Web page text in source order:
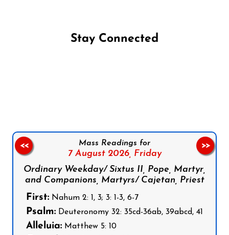
Stay Connected
Mass Readings for
7 August 2026, Friday
Ordinary Weekday/ Sixtus II, Pope, Martyr,
and Companions, Martyrs/ Cajetan, Priest
First: Nahum 2: 1, 3; 3: 1-3, 6-7
Psalm: Deuteronomy 32: 35cd-36ab, 39abcd, 41
Alleluia: Matthew 5: 10
<< >>